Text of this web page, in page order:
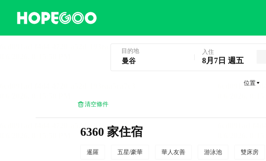
目的地 入住
8月7日 週五
位置
清空條件
6360 家住宿
暹羅 五星/豪華 華人友善 游泳池 雙床房